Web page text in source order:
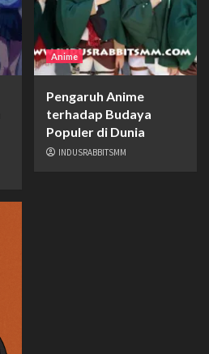
Anime
Pengaruh Anime
terhadap Budaya
Populer di Dunia
INDUSRABBITSMM